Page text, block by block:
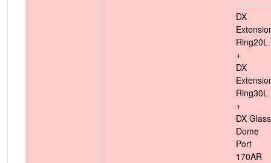
DX
Ring20L
+
DX
Ring30L
+
DX Glass
Dome
Port
170AR